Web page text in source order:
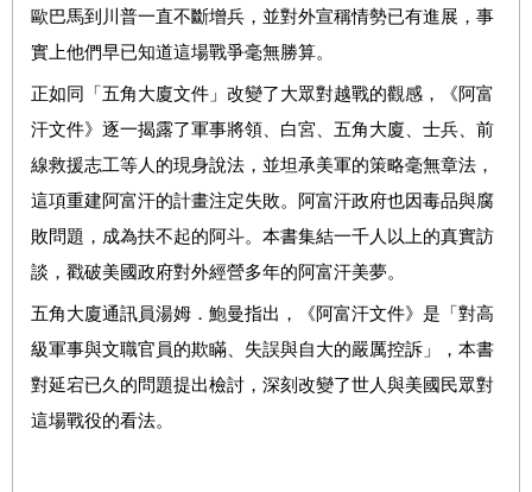
歐巴馬到川普一直不斷增兵，並對外宣稱情勢已有進展，事
實上他們早已知道這場戰爭毫無勝算。
正如同「五角大廈文件」改變了大眾對越戰的觀感，《阿富
汗文件》逐一揭露了軍事將領、白宮、五角大廈、士兵、前
線救援志工等人的現身說法，並坦承美軍的策略毫無章法，
這項重建阿富汗的計畫注定失敗。阿富汗政府也因毒品與腐
敗問題，成為扶不起的阿斗。本書集結一千人以上的真實訪
談，戳破美國政府對外經營多年的阿富汗美夢。
五角大廈通訊員湯姆．鮑曼指出，《阿富汗文件》是「對高
級軍事與文職官員的欺瞞、失誤與自大的嚴厲控訴」，本書
對延宕已久的問題提出檢討，深刻改變了世人與美國民眾對
這場戰役的看法。